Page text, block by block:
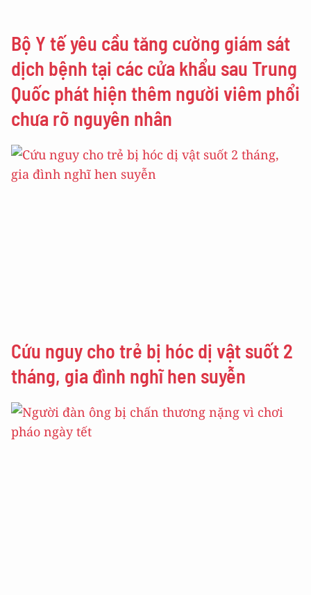
Bộ Y tế yêu cầu tăng cường giám sát
dịch bệnh tại các cửa khẩu sau Trung
Quốc phát hiện thêm người viêm phổi
chưa rõ nguyên nhân
Cứu nguy cho trẻ bị hóc dị vật suốt 2
tháng, gia đình nghĩ hen suyễn